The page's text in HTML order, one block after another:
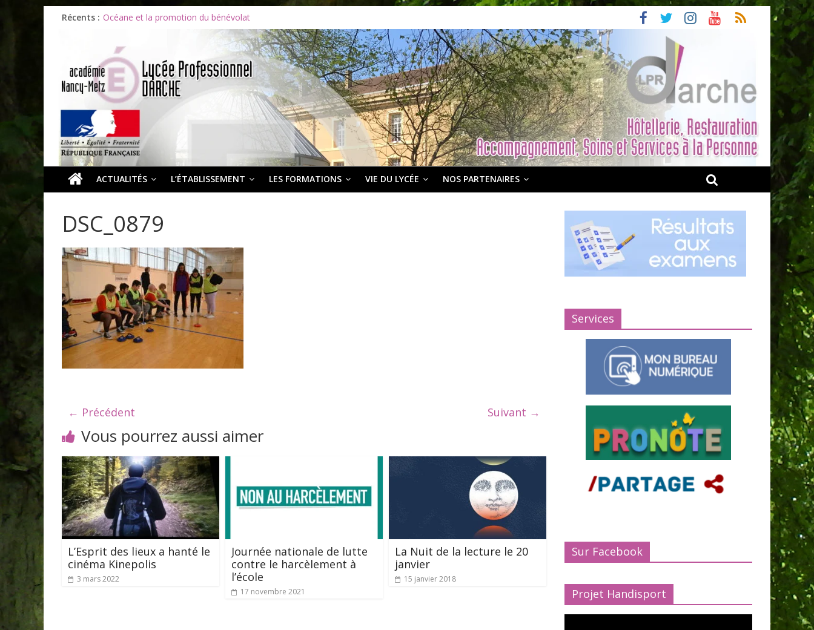
Récents : Les ULiS en haut du podium
Océane et la promotion du bénévolat
Bonnes vacances à tous !
Infos rentrée septembre 2026
Soirée d’adieux au Lycée Darche
ACTUALITÉS L’ÉTABLISSEMENT LES FORMATIONS VIE DU LYCÉE NOS PARTENAIRES
DSC_0879
← Précédent Suivant →
Vous pourrez aussi aimer
L’Esprit des lieux a hanté le
cinéma Kinepolis
3 mars 2022
Journée nationale de lutte
contre le harcèlement à
l’école
17 novembre 2021
La Nuit de la lecture le 20
janvier
15 janvier 2018
Services
Sur Facebook
Projet Handisport